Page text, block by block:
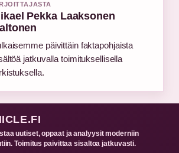
Pekka Laaksonen
päivittäin faktapohjaista
jatkuvalla toimituksellisella
uutiset, oppaat ja analyysit moderniin
Toimitus paivittaa sisaltoa jatkuvasti.